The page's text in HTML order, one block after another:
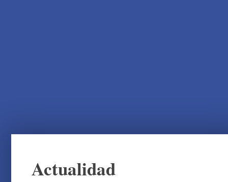
Actualidad